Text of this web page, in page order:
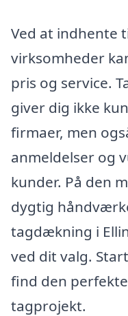
Ved at indhente
virksomheder
pris og service.
giver dig ikke
firmaer, men
anmeldelser og
kunder. På den
dygtig
tagdækning i
ved dit valg.
find den
tagprojekt.